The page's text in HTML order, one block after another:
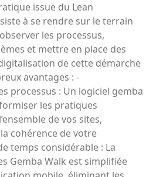
issue du Lean
à se rendre sur le terrain
les processus,
et mettre en place des
de cette démarche
avantages : -
processus : Un logiciel gemba
les pratiques
de vos sites,
cohérence de votre
temps considérable : La
Gemba Walk est simplifiée